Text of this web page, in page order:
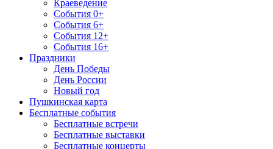
Краеведение
События 0+
События 6+
События 12+
События 16+
Праздники
День Победы
День России
Новый год
Пушкинская карта
Бесплатные события
Бесплатные встречи
Бесплатные выставки
Бесплатные концерты